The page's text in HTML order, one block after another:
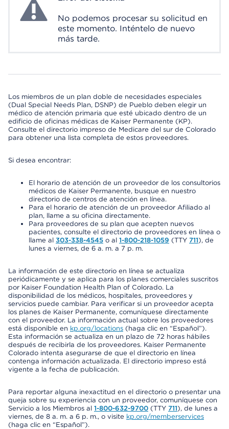
No podemos procesar su solicitud en
este momento. Inténtelo de nuevo
más tarde.
Los miembros de un plan doble de necesidades especiales
(Dual Special Needs Plan, DSNP) de Pueblo deben elegir un
médico de atención primaria que esté ubicado dentro de un
edificio de oficinas médicas de Kaiser Permanente (KP).
Consulte el directorio impreso de Medicare del sur de Colorado
para obtener una lista completa de estos proveedores.
Si desea encontrar:
El horario de atención de un proveedor de los consultorios
médicos de Kaiser Permanente, busque en nuestro
directorio de centros de atención en línea.
Para el horario de atención de un proveedor Afiliado al
plan, llame a su oficina directamente.
Para proveedores de su plan que acepten nuevos
pacientes, consulte el directorio de proveedores en línea o
llame al 303-338-4545 o al 1-800-218-1059 (TTY 711), de
lunes a viernes, de 6 a. m. a 7 p. m.
La información de este directorio en línea se actualiza
periódicamente y se aplica para los planes comerciales suscritos
por Kaiser Foundation Health Plan of Colorado. La
disponibilidad de los médicos, hospitales, proveedores y
servicios puede cambiar. Para verificar si un proveedor acepta
los planes de Kaiser Permanente, comuníquese directamente
con el proveedor. La información actual sobre los proveedores
está disponible en kp.org/locations (haga clic en “Español”).
Esta información se actualiza en un plazo de 72 horas hábiles
después de recibirla de los proveedores. Kaiser Permanente
Colorado intenta asegurarse de que el directorio en línea
contenga información actualizada. El directorio impreso está
vigente a la fecha de publicación.
Para reportar alguna inexactitud en el directorio o presentar una
queja sobre su experiencia con un proveedor, comuníquese con
Servicio a los Miembros al 1-800-632-9700 (TTY 711), de lunes a
viernes, de 8 a. m. a 6 p. m., o visite kp.org/memberservices
(haga clic en “Español”).